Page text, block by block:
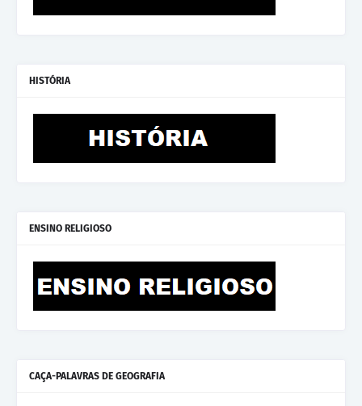
HISTÓRIA
ENSINO RELIGIOSO
CAÇA-PALAVRAS DE GEOGRAFIA